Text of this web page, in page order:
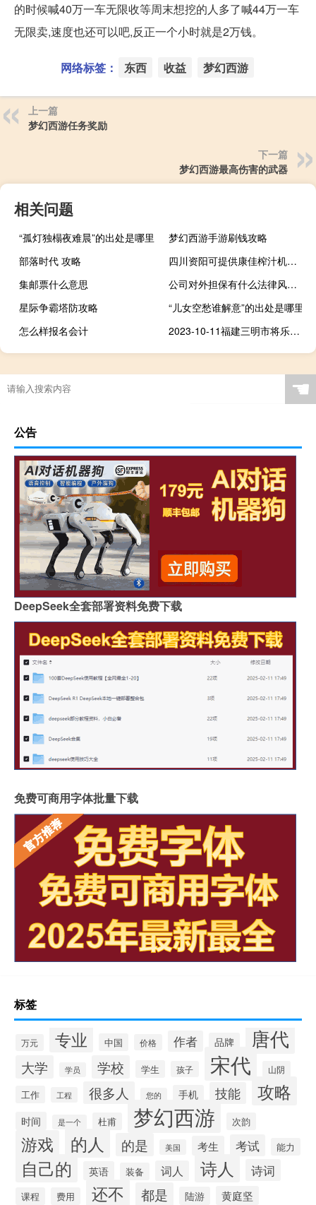
的时候喊40万一车无限收等周末想挖的人多了喊44万一车
无限卖,速度也还可以吧,反正一个小时就是2万钱。
网络标签： 东西 收益 梦幻西游
上一篇
梦幻西游任务奖励
下一篇
梦幻西游最高伤害的武器
相关问题
“孤灯独榻夜难晨”的出处是哪里
梦幻西游手游刷钱攻略
部落时代 攻略
四川资阳可提供康佳榨汁机维修服务地址在哪
集邮票什么意思
公司对外担保有什么法律风险有什么
星际争霸塔防攻略
“儿女空愁谁解意”的出处是哪里
怎么样报名会计
2023-10-11福建三明市将乐县(大球盖菇)的报价是多少
☚
公告
DeepSeek全套部署资料免费下载
免费可商用字体批量下载
标签
万元 专业 中国 价格 作者 品牌 唐代
大学 学员 学校 学生 孩子 宋代 山阴
工作 工程 很多人 您的 手机 技能 攻略
时间 是一个 杜甫 梦幻西游 次韵
游戏 的人 的是 美国 考生 考试 能力
自己的 英语 装备 词人 诗人 诗词
课程 费用 还不 都是 陆游 黄庭坚